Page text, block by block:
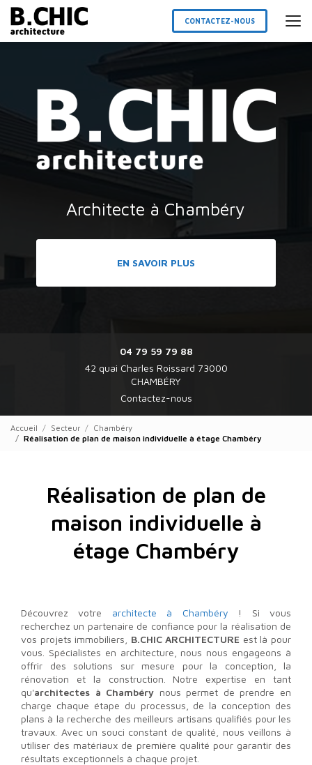
Aller
contenu
CONTACTEZ-NOUS
Architecte à Chambéry
EN SAVOIR PLUS
04 79 59 79 88
42 quai Charles Roissard 73000
CHAMBÉRY
Contactez-nous
Accueil Secteur
Chambéry
Réalisation de plan de maison individuelle à étage Chambéry
Réalisation de plan de
maison individuelle à
étage Chambéry
Découvrez votre architecte à Chambéry ! Si vous
recherchez un partenaire de confiance pour la réalisation de
vos projets immobiliers, B.CHIC ARCHITECTURE est là pour
vous. Spécialistes en architecture, nous nous engageons à
offrir des solutions sur mesure pour la conception, la
rénovation et la construction. Notre expertise en tant
qu'architectes à Chambéry nous permet de prendre en
charge chaque étape du processus, de la conception des
plans à la recherche des meilleurs artisans qualifiés pour les
travaux. Avec un souci constant de qualité, nous veillons à
utiliser des matériaux de première qualité pour garantir des
résultats exceptionnels à chaque projet.